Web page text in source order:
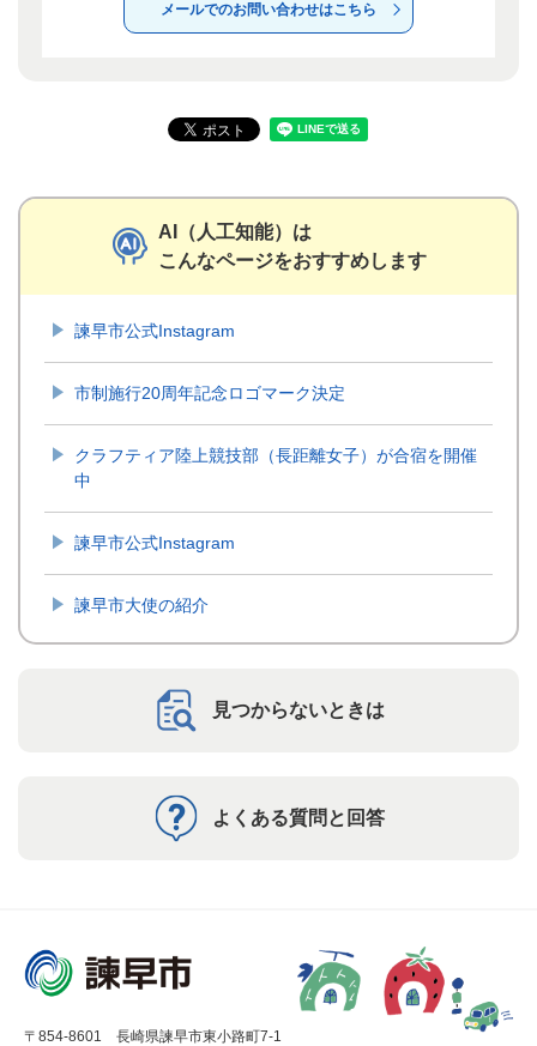
メールでのお問い合わせはこちら
AI（人工知能）は
こんなページをおすすめします
諫早市公式Instagram
市制施行20周年記念ロゴマーク決定
クラフティア陸上競技部（長距離女子）が合宿を開催
中
諫早市公式Instagram
諫早市大使の紹介
見つからないときは
よくある質問と回答
〒854-8601 長崎県諫早市東小路町7-1